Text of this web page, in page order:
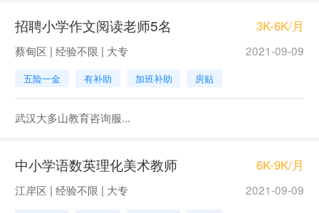
招聘小学作文阅读老师5名 3K-6K/月
蔡甸区 | 经验不限 | 大专 2021-09-09
五险一金 有补助 加班补助 房贴
武汉大多山教育咨询服...
中小学语数英理化美术教师 6K-9K/月
江岸区 | 经验不限 | 大专 2021-09-09